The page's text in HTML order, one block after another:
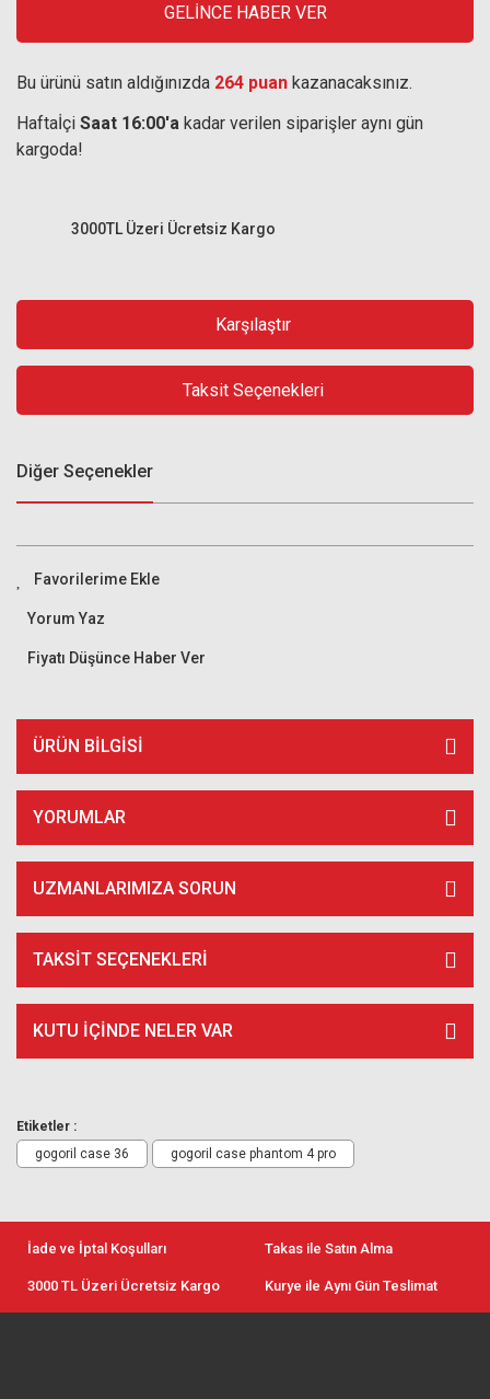
GELİNCE HABER VER
Bu ürünü satın aldığınızda 264 puan kazanacaksınız.
Haftaİçi Saat 16:00'a kadar verilen siparişler aynı gün
kargoda!
3000TL Üzeri Ücretsiz Kargo
Karşılaştır
Taksit Seçenekleri
Diğer Seçenekler
Yorum Yaz
Fiyatı Düşünce Haber Ver
ÜRÜN BILGISI
YORUMLAR
UZMANLARIMIZA SORUN
TAKSIT SEÇENEKLERI
KUTU İÇİNDE NELER VAR
Etiketler :
gogoril case 36
gogoril case phantom 4 pro
İade ve İptal Koşulları Takas ile Satın Alma
3000 TL Üzeri Ücretsiz Kargo Kurye ile Aynı Gün Teslimat